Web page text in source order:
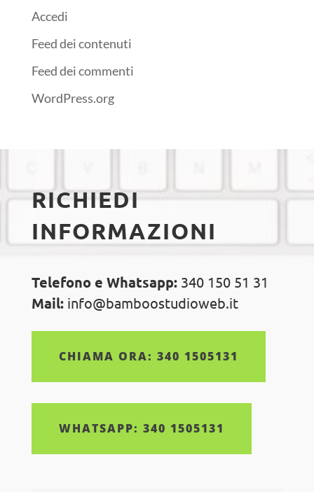
Accedi
Feed dei contenuti
Feed dei commenti
WordPress.org
RICHIEDI
INFORMAZIONI
Telefono e Whatsapp:340 150 51 31
Mail:info@bamboostudioweb.it
CHIAMA ORA: 340 1505131
WHATSAPP: 340 1505131